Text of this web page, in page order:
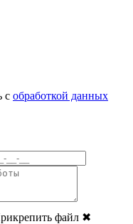
с обработкой данных
файл ✖